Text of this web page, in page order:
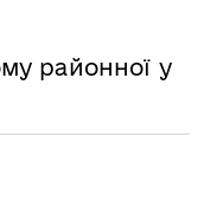
районної у